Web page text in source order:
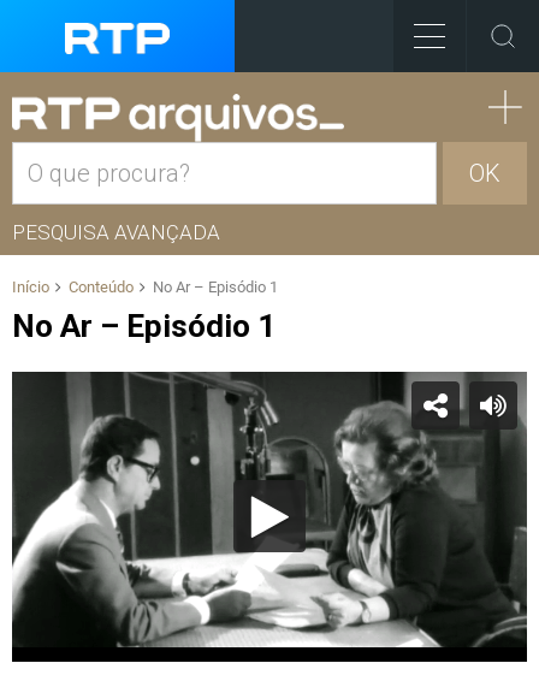
OK
PESQUISA AVANÇADA
Início Conteúdo No Ar – Episódio 1
No Ar – Episódio 1